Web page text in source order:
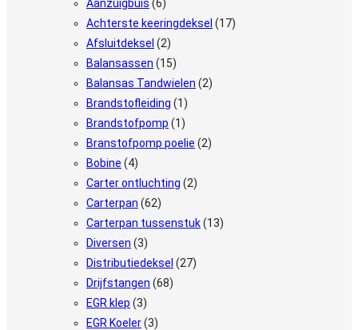
Aanzuigbuis (6)
Achterste keeringdeksel (17)
Afsluitdeksel (2)
Balansassen (15)
Balansas Tandwielen (2)
Brandstofleiding (1)
Brandstofpomp (1)
Branstofpomp poelie (2)
Bobine (4)
Carter ontluchting (2)
Carterpan (62)
Carterpan tussenstuk(13)
Diversen (3)
Distributiedeksel (27)
Drijfstangen (68)
EGR klep (3)
EGR Koeler(3)